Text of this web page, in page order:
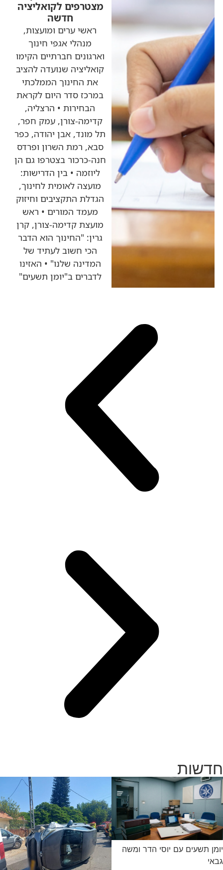
מצטרפים לקואליציה
חדשה
ראשי ערים ומועצות,
מנהלי אגפי חינוך
וארגונים חברתיים הקימו
קואליציה שנועדה להציב
את החינוך הממלכתי
במרכז סדר היום לקראת
הבחירות • הרצליה,
קדימה-צורן, עמק חפר,
תל מונד, אבן יהודה, כפר
סבא, רמת השרון ופרדס
חנה-כרכור בצטרפו גם הן
ליוזמה • בין הדרישות:
מועצה לאומית לחינוך,
הגדלת התקציבים וחיזוק
מעמד המורים • ראש
מועצת קדימה-צורן, קרן
גרין: "החינוך הוא הדבר
הכי חשוב לעתיד של
המדינה שלנו" • האזינו
לדברים ב"יומן תשעים"
חדשות
יומן תשעים עם יוסי הדר ומשה
גבאי